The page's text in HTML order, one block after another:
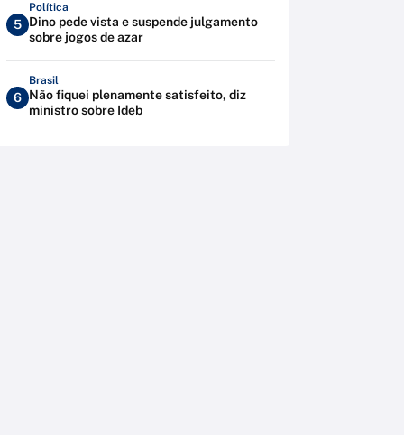
5
Política
Dino pede vista e suspende julgamento
sobre jogos de azar
6
Brasil
Não fiquei plenamente satisfeito, diz
ministro sobre Ideb